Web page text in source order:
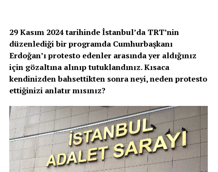
29 Kasım 2024 tarihinde İstanbul’da TRT’nin
düzenlediği bir programda Cumhurbaşkanı
Erdoğan’ı protesto edenler arasında yer aldığınız
için gözaltına alınıp tutuklandınız. Kısaca
kendinizden bahsettikten sonra neyi, neden protesto
ettiğinizi anlatır mısınız?